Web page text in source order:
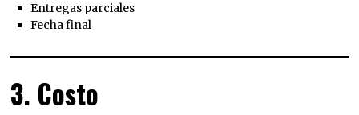
Entregas parciales
Fecha final
3. Costo